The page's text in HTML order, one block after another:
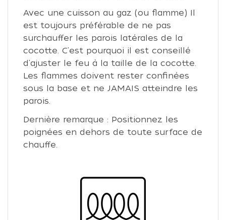
Avec une cuisson au gaz (ou flamme) Il
est toujours préférable de ne pas
surchauffer les parois latérales de la
cocotte. C'est pourquoi il est conseillé
d'ajuster le feu à la taille de la cocotte.
Les flammes doivent rester confinées
sous la base et ne JAMAIS atteindre les
parois.
Dernière remarque : Positionnez les
poignées en dehors de toute surface de
chauffe.